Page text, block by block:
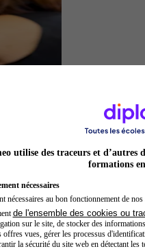
Préparateur
utilise des traceurs et d’autres
formations
nécessaires
nécessaires au bon fonctionnement de nos
de l'ensemble des cookies ou
sur le site, de stocker des
offres vues, gérer les processus
la sécurité du site web en détectant